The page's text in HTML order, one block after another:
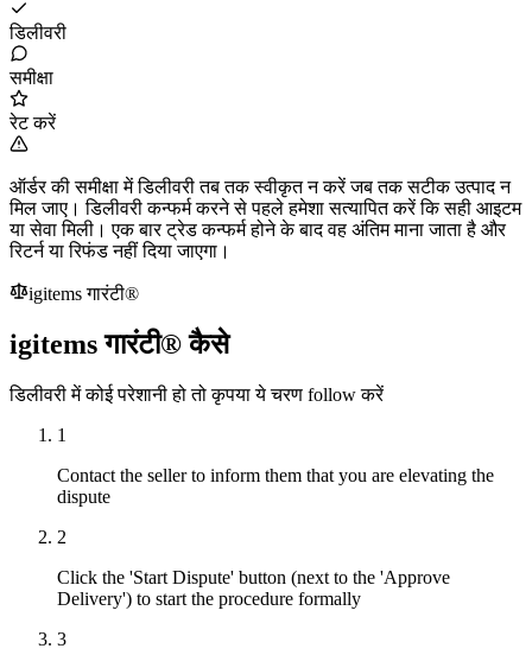
डिलीवरी
समीक्षा
रेट करें
ऑर्डर की समीक्षा में डिलीवरी तब तक स्वीकृत न करें जब तक सटीक उत्पाद न
मिल जाए। डिलीवरी कन्फर्म करने से पहले हमेशा सत्यापित करें कि सही आइटम
या सेवा मिली। एक बार ट्रेड कन्फर्म होने के बाद वह अंतिम माना जाता है और
रिटर्न या रिफंड नहीं दिया जाएगा।
igitems गारंटी®
igitems गारंटी® कैसे
डिलीवरी में कोई परेशानी हो तो कृपया ये चरण follow करें
1
Contact the seller to inform them that you are elevating the
dispute
2
Click the 'Start Dispute' button (next to the 'Approve
Delivery') to start the procedure formally
3